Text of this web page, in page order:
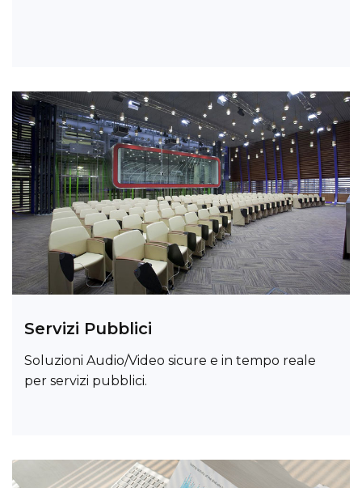
Servizi Pubblici
Soluzioni Audio/Video sicure e in tempo reale
per servizi pubblici.